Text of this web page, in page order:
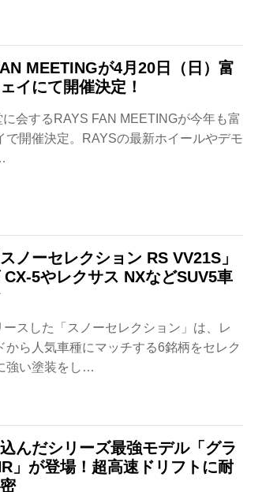
MEETINGが4月20日（日）富
イにて開催決定！
会するRAYS FAN MEETINGが今年も富
で開催決定。RAYSの最新ホイールやデモ
ノーセレクション RS VV21S」
5やレクサス NXなどSUV5車
スした「スノーセレクション」は、レ
から人気車種にマッチする6銘柄をセレク
強い塗装をし…
んだシリーズ最強モデル「グラ
」が登場！超高速ドリフトに耐